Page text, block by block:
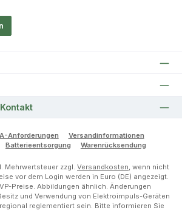
Anforderungen
Versandinformationen
Batterieentsorgung Warenrücksendung
Mehrwertsteuer zzgl. Versandkosten, wenn nicht
vor dem Login werden in Euro (DE) angezeigt.
Preise. Abbildungen ähnlich. Änderungen
und Verwendung von Elektroimpuls-Geräten
reglementiert sein. Bitte informieren Sie